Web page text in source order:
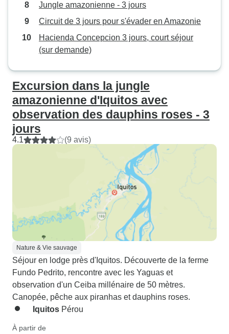
Jungle amazonienne - 3 jours
Circuit de 3 jours pour s'évader en Amazonie
Hacienda Concepcion 3 jours, court séjour
(sur demande)
Excursion dans la jungle
amazonienne d'Iquitos avec
observation des dauphins roses - 3
jours
4.1 (9 avis)
Nature & Vie sauvage
Séjour en lodge près d'Iquitos. Découverte de la ferme
Fundo Pedrito, rencontre avec les Yaguas et
observation d'un Ceiba millénaire de 50 mètres.
Canopée, pêche aux piranhas et dauphins roses.
Iquitos Pérou
À partir de